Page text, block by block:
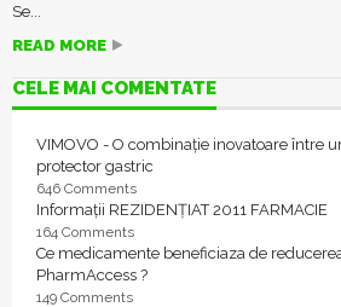
Se...
READ MORE
CELE MAI COMENTATE
VIMOVO - O combinație inovatoare între
protector gastric
646 Comments
Informații REZIDENȚIAT 2011 FARMACIE
164 Comments
Ce medicamente beneficiaza de
PharmAccess ?
149 Comments